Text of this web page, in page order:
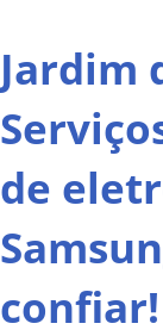
Jardim
de
confiar!